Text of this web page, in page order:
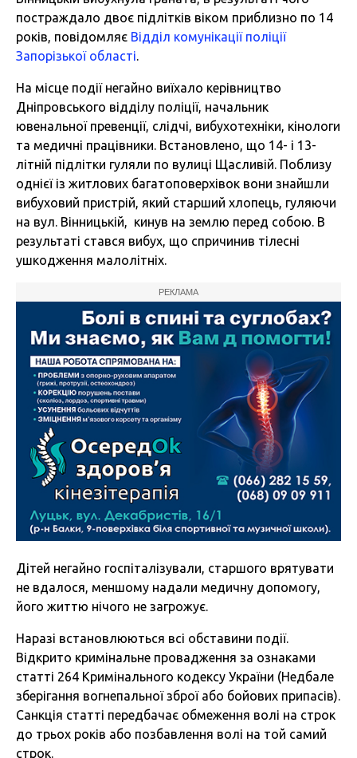
постраждало двоє підлітків віком приблизно по 14
років, повідомляє Відділ комунікації поліції
Запорізької області.
На місце події негайно виїхало керівництво
Дніпровського відділу поліції, начальник
ювенальної превенції, слідчі, вибухотехніки, кінологи
та медичні працівники. Встановлено, що 14- і 13-
літній підлітки гуляли по вулиці Щасливій. Поблизу
однієї із житлових багатоповерхівок вони знайшли
вибуховий пристрій, який старший хлопець, гуляючи
на вул. Вінницькій, кинув на землю перед собою. В
результаті стався вибух, що спричинив тілесні
ушкодження малолітніх.
РЕКЛАМА
Дітей негайно госпіталізували, старшого врятувати
не вдалося, меншому надали медичну допомогу,
його життю нічого не загрожує.
Наразі встановлюються всі обставини події.
Відкрито кримінальне провадження за ознаками
статті 264 Кримінального кодексу України (Недбале
зберігання вогнепальної зброї або бойових припасів).
Санкція статті передбачає обмеження волі на строк
до трьох років або позбавлення волі на той самий
строк.